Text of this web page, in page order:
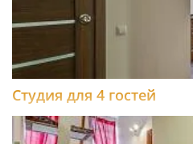
Студия для 4 гостей